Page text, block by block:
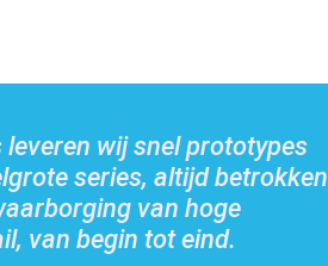
leveren wij snel prototypes
series, altijd betrokken
van hoge
van begin tot eind.